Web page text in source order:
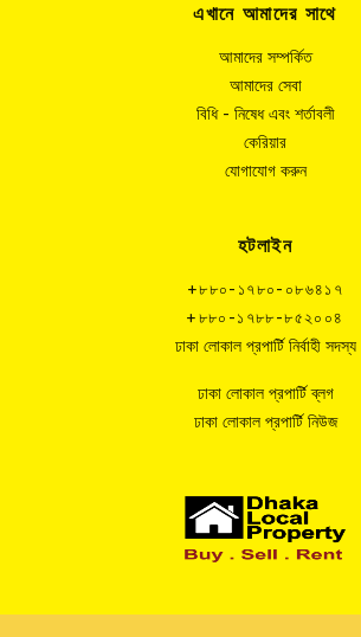
এখানে আমাদের সাথে
আমাদের সম্পর্কিত
আমাদের সেবা
বিধি - নিষেধ এবং শর্তাবলী
কেরিয়ার
যোগাযোগ করুন
হটলাইন
+৮৮০-১৭৮০-০৮৬৪১৭
+৮৮০-১৭৮৮-৮৫২০০৪
ঢাকা লোকাল প্রপার্টি নির্বাহী সদস্য
ঢাকা লোকাল প্রপার্টি ব্লগ
ঢাকা লোকাল প্রপার্টি নিউজ